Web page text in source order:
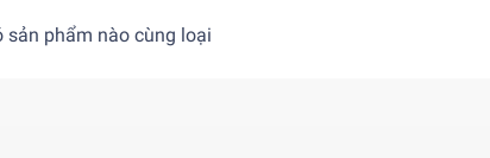
sản phẩm nào cùng loại